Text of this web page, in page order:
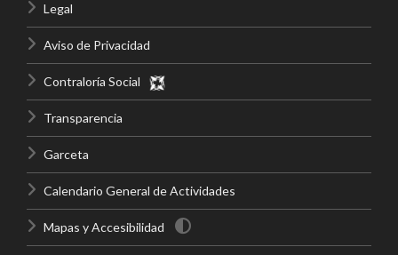
Legal
Aviso de Privacidad
Contraloría Social
Transparencia
Garceta
Calendario General de Actividades
Mapas y Accesibilidad